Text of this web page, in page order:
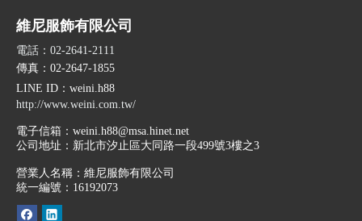
維尼服飾有限公司
電話：02-2641-2111
傳真：02-2647-1855
LINE ID ：weini.h88
http://www.weini.com.tw/
電子信箱： weini.h88@msa.hinet.net
公司地址： 新北市汐止區大同路一段499號3樓之3
營業人名稱：維尼服飾有限公司
統一編號：16192073